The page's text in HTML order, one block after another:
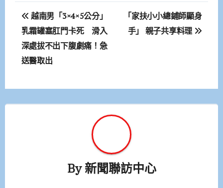
文
章
導
越南男「3×4×5公分」
乳霜罐塞肛門卡死 滑入
深處拔不出下腹劇痛！急
送醫取出
「家扶小小總鋪師顯身
手」 親子共享料理
By新聞聯訪中心